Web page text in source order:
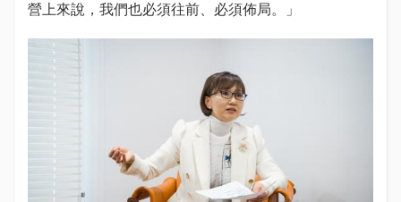
營上來說，我們也必須往前、必須佈局。」